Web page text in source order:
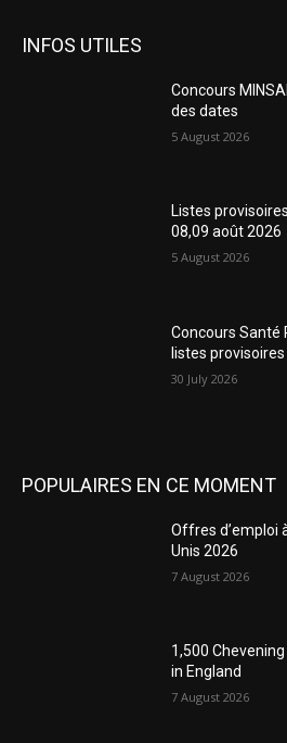
INFOS UTILES
Concours
des dates
5 August 2026
Listes
08,09 août 2026
5 August 2026
Concours Santé
listes
30 July 2026
POPULAIRES EN CE MOMENT
Offres d’emploi
Unis 2026
7 August 2026
1,500
in England
7 August 2026